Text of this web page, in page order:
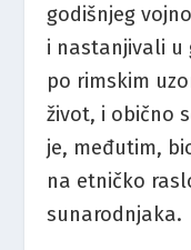
godišnjeg
i nastanjivali u
po rimskim
život, i obično
je, međutim,
na etničko
sunarodnjaka.